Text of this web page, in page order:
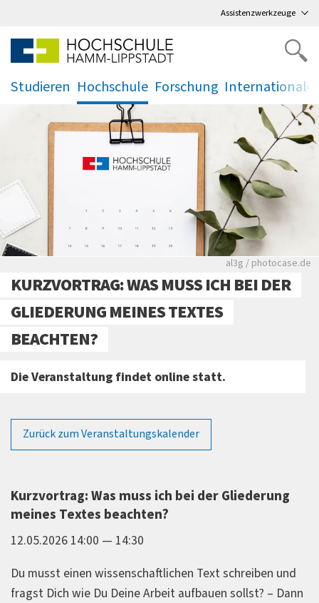
Assistenzwerkzeuge
Studieren Hochschule
.
Forschung
.
Rote leere
al3g / photocase.de
KURZVORTRAG: WAS MUSS ICH BEI DER
GLIEDERUNG MEINES TEXTES
BEACHTEN?
Die Veranstaltung findet online statt.
Zurück zum Veranstaltungskalender
Kurzvortrag: Was muss ich bei der Gliederung
meines Textes beachten?
12.05.2026 14:00 — 14:30
Du musst einen wissenschaftlichen Text schreiben und
fragst Dich wie Du Deine Arbeit aufbauen sollst? – Dann